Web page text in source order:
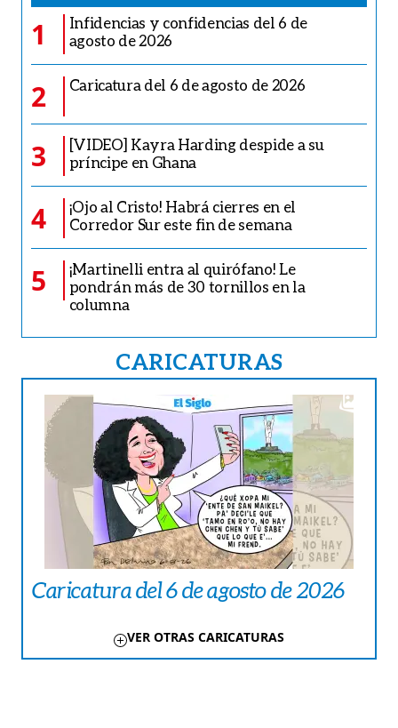
1
Infidencias y confidencias del 6 de
agosto de 2026
2 Caricatura del 6 de agosto de 2026
3
[VIDEO] Kayra Harding despide a su
príncipe en Ghana
4
¡Ojo al Cristo! Habrá cierres en el
Corredor Sur este fin de semana
5
¡Martinelli entra al quirófano! Le
pondrán más de 30 tornillos en la
columna
CARICATURAS
Caricatura del 6 de agosto de 2026
VER OTRAS CARICATURAS